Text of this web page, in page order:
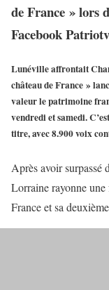
de France » lors
Facebook
Lunéville affrontait
château de France »
valeur le patrimoine
vendredi et samedi.
titre, avec 8.900 voix
Après avoir surpassé
Lorraine rayonne une
France et sa